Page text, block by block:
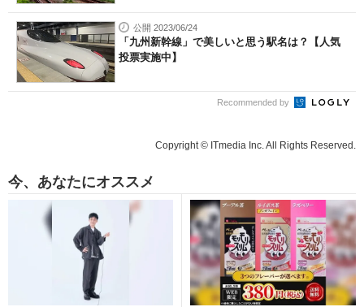
公開 2023/06/24
「九州新幹線」で美しいと思う駅名は？【人気
投票実施中】
Recommended by
Copyright © ITmedia Inc. All Rights Reserved.
今、あなたにオススメ